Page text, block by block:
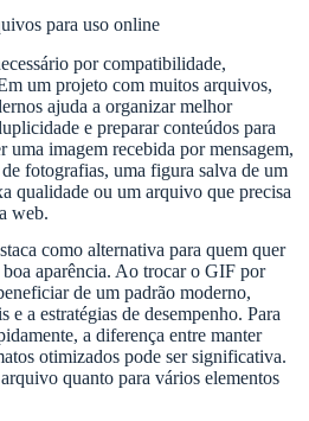
para uso online
por compatibilidade,
um projeto com muitos arquivos,
ajuda a organizar melhor
e preparar conteúdos para
uma imagem recebida por mensagem,
fotografias, uma figura salva de um
qualidade ou um arquivo que precisa
web.
como alternativa para quem quer
aparência. Ao trocar o GIF por
de um padrão moderno,
e a estratégias de desempenho. Para
a diferença entre manter
otimizados pode ser significativa.
quanto para vários elementos